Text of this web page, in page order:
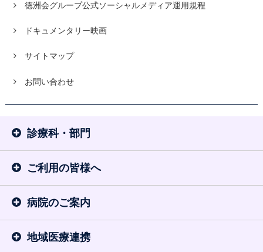
徳洲会グループ公式ソーシャルメディア運用規程
ドキュメンタリー映画
サイトマップ
お問い合わせ
診療科・部門
ご利用の皆様へ
病院のご案内
地域医療連携